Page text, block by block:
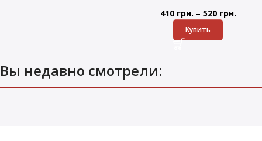
410 грн. – 520 грн.
Купить
Вы недавно смотрели: